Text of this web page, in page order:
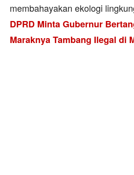
membahayakan ekologi
DPRD Minta Gubernur
Maraknya Tambang Ilegal di